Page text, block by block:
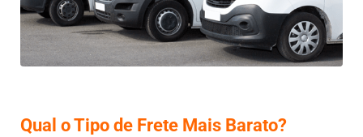
Qual o Tipo de Frete Mais Barato?